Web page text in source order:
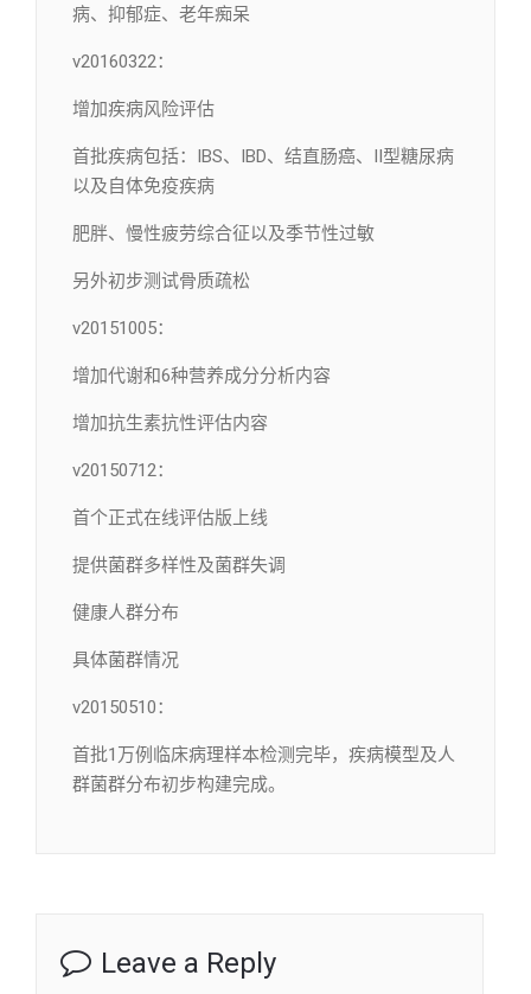
病、抑郁症、老年痴呆
v20160322：
增加疾病风险评估
首批疾病包括：IBS、IBD、结直肠癌、II型糖尿病
以及自体免疫疾病
肥胖、慢性疲劳综合征以及季节性过敏
另外初步测试骨质疏松
v20151005：
增加代谢和6种营养成分分析内容
增加抗生素抗性评估内容
v20150712：
首个正式在线评估版上线
提供菌群多样性及菌群失调
健康人群分布
具体菌群情况
v20150510：
首批1万例临床病理样本检测完毕，疾病模型及人
群菌群分布初步构建完成。
Leave a Reply